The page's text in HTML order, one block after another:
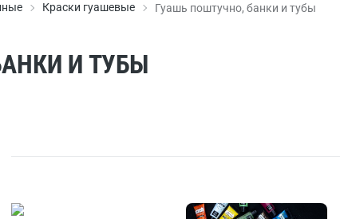
Краски гуашевые Гуашь поштучно, банки и тубы
И ТУБЫ